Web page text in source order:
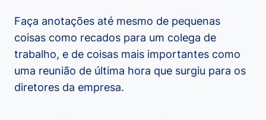
Faça anotações até mesmo de pequenas
coisas como recados para um colega de
trabalho, e de coisas mais importantes como
uma reunião de última hora que surgiu para os
diretores da empresa.